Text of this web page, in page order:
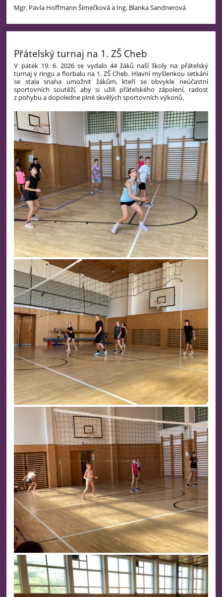
Mgr. Pavla Hoffmann Šimečková a Ing. Blanka Sandnerová
Přátelský turnaj na 1. ZŠ Cheb
V pátek 19. 6. 2026 se vydalo 44 žáků naší školy na přátelský
turnaj v ringu a florbalu na 1. ZŠ Cheb. Hlavní myšlenkou setkání
se stala snaha umožnit žákům, kteří se obvykle neúčastní
sportovních soutěží, aby si užilipřátelského zápolení, radost
z pohybu a dopoledne plné skvělých sportovních výkonů.